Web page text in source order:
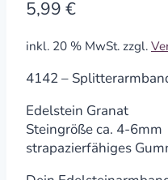
5,99 €
inkl. 20 % MwSt. zzgl.
4142 –
Edelstein Granat
Steingröße ca. 4-6mm
strapazierfähiges